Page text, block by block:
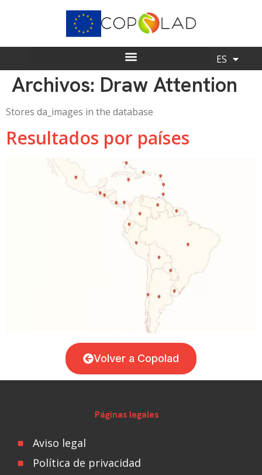
ES
EN
Archivos: Draw Attention
Stores da_images in the database
Resultados por países
Volver a Copolad
Páginas legales
Aviso legal
Política de privacidad